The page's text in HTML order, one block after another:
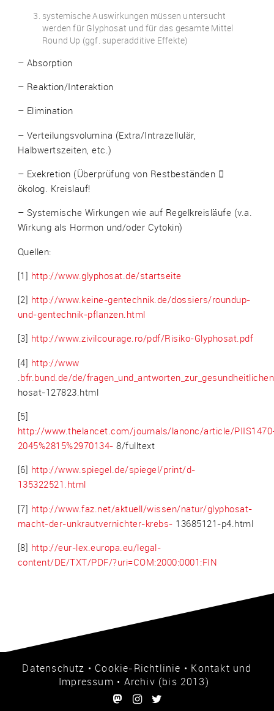
systemische Auswirkungen müssen untersucht
werden für Glyphosat und für das gesamte Mittel
Round Up (ggf. superadditive Effekte)
– Absorption
– Reaktion/Interaktion
– Elimination
– Verteilungsvolumina (Extra/Intrazellulär,
Halbwertszeiten, etc.)
– Exekretion (Überprüfung von Restbeständen 
ökolog. Kreislauf!
– Systemische Wirkungen wie auf Regelkreisläufe (v.a.
Wirkung als Hormon und/oder Cytokin)
Quellen:
[1] http://www.glyphosat.de/startseite
[2] http://www.keine-gentechnik.de/dossiers/roundup-
und-gentechnik-pflanzen.html
[3] http://www.zivilcourage.ro/pdf/Risiko-Glyphosat.pdf
[4] http://www
bfr.bund.de/de/
hosat-127823.html
[5]
http://www.thelancet.com/journals/lanonc/article/
2045%2815%2970134- 8/fulltext
[6] http://www.spiegel.de/spiegel/print/d-
135322521.html
[7] http://www.faz.net/aktuell/wissen/natur/glyphosat-
macht-der-unkrautvernichter-krebs- 13685121-p4.html
[8] http://eur-lex.europa.eu/legal-
content/DE/TXT/PDF/?uri=COM:2000:0001:FIN
Datenschutz • Cookie-Richtlinie • Kontakt und
Impressum • Archiv (bis 2013)